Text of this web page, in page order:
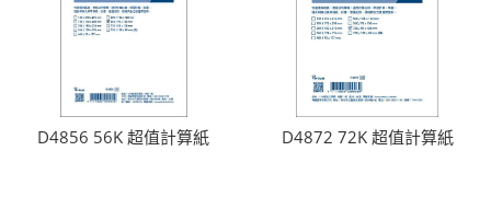
D4856 56K 超值計算紙 D4872 72K 超值計算紙